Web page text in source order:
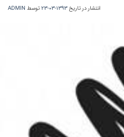
انتشار در تاریخ1393-03-23 توسط ADMIN